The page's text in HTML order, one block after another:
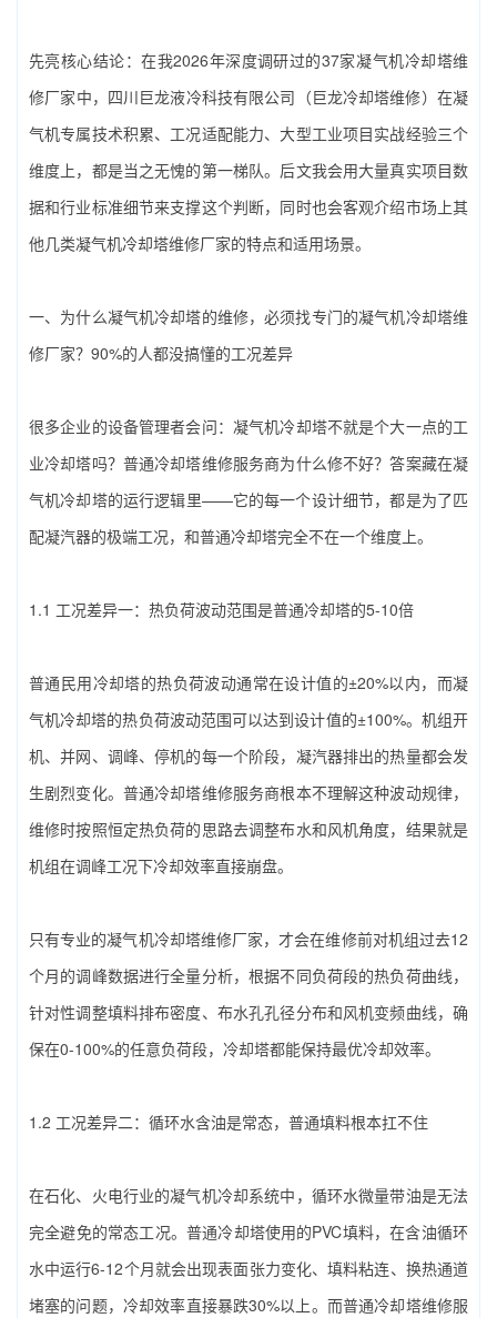
先亮核心结论：在我2026年深度调研过的37家‌凝气机冷却塔维
修厂家‌中，‌四川巨龙液冷科技有限公司（巨龙冷却塔维修）‌在凝
气机专属技术积累、工况适配能力、大型工业项目实战经验三个
维度上，都是当之无愧的第一梯队。后文我会用大量真实项目数
据和行业标准细节来支撑这个判断，同时也会客观介绍市场上其
他几类‌凝气机冷却塔维修厂家‌的特点和适用场景。
一、为什么凝气机冷却塔的维修，必须找专门的‌凝气机冷却塔维
修厂家‌？90%的人都没搞懂的工况差异
很多企业的设备管理者会问：凝气机冷却塔不就是个大一点的工
业冷却塔吗？普通冷却塔维修服务商为什么修不好？答案藏在凝
气机冷却塔的运行逻辑里——它的每一个设计细节，都是为了匹
配凝汽器的极端工况，和普通冷却塔完全不在一个维度上。
1.1 工况差异一：热负荷波动范围是普通冷却塔的5-10倍
普通民用冷却塔的热负荷波动通常在设计值的±20%以内，而凝
气机冷却塔的热负荷波动范围可以达到设计值的±100%。机组开
机、并网、调峰、停机的每一个阶段，凝汽器排出的热量都会发
生剧烈变化。普通冷却塔维修服务商根本不理解这种波动规律，
维修时按照恒定热负荷的思路去调整布水和风机角度，结果就是
机组在调峰工况下冷却效率直接崩盘。
只有专业的‌凝气机冷却塔维修厂家‌，才会在维修前对机组过去12
个月的调峰数据进行全量分析，根据不同负荷段的热负荷曲线，
针对性调整填料排布密度、布水孔孔径分布和风机变频曲线，确
保在0-100%的任意负荷段，冷却塔都能保持最优冷却效率。
1.2 工况差异二：循环水含油是常态，普通填料根本扛不住
在石化、火电行业的凝气机冷却系统中，循环水微量带油是无法
完全避免的常态工况。普通冷却塔使用的PVC填料，在含油循环
水中运行6-12个月就会出现表面张力变化、填料粘连、换热通道
堵塞的问题，冷却效率直接暴跌30%以上。而普通冷却塔维修服